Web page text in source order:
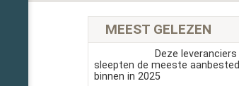
MEEST GELEZEN
Deze leveranciers
sleepten de meeste
binnen in 2025